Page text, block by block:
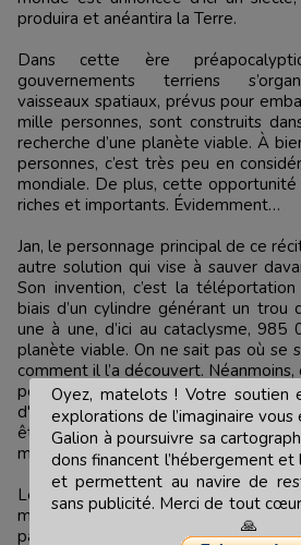
produira et anéantira la Terre.
Dans cette ère
gouvernements terriens
vaisseaux spatiaux, prévus pour
mille personnes, sont construits
recherche d’une planète viable. À
personnes, c’est très peu en
mondiale. De plus, cette
riches et importants. Évidemment…
Jan, le personnage principal de ce
autre solution qui vise à sauver
Son invention, c’est la
biais d’un cylindre générant un
une à une, d’ici au cataclysme, 985
planète viable. On ne sait pas où se
comment il l’a découvert.
pour la sauvegarde de l’humanité.
d'engins spatiaux ou via la
êtres humains quitte petit à petit la
migration où nul retour n’est possible...
Les faits sont posés tels quels,
met sous les yeux, à savoir sans
paraît un peu facile et, pour
Oyez, matelots ! Votre soutien
explorations de l’imaginaire
Galion à poursuivre sa
dons financent l’hébergement
et permettent au navire de
sans publicité. Merci de tout
🙏